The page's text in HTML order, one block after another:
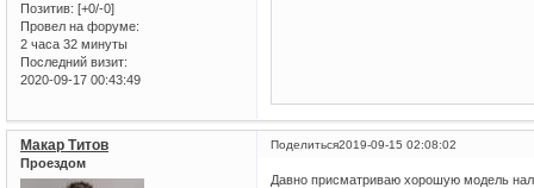
Позитив: [+0/-0]
Провел на форуме:
2 часа 32 минуты
Последний визит:
2020-09-17 00:43:49
Поделиться2019-09-15 02:08:02
Макар Титов
Проездом
Давно присматриваю хорошую модель